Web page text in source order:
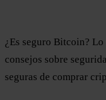
¿Es seguro Bitcoin?
consejos sobre
seguras de comprar